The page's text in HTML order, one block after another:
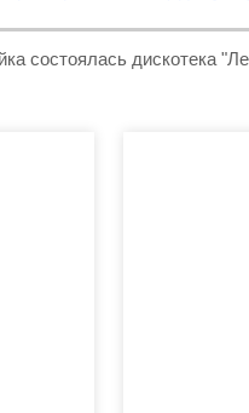
состоялась дискотека